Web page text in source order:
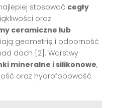
stosować cegły
oraz
ceramiczne lub
geometrię i odporność
dach [2]. Warstwy
mineralne i silikonowe,
oraz hydrofobowość